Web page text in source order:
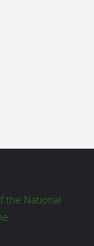
the National